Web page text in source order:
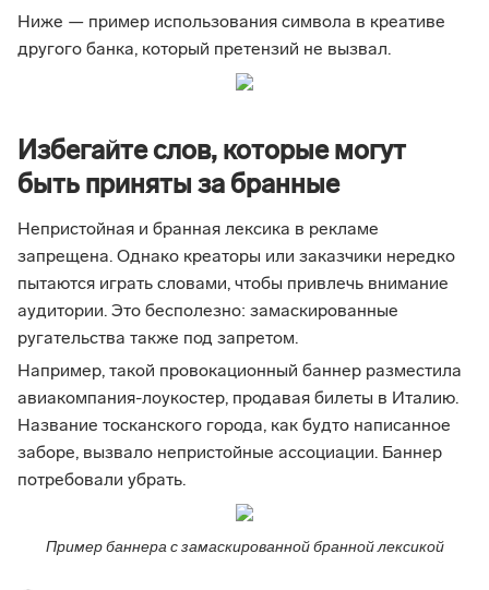
Ниже — пример использования символа в креативе
другого банка, который претензий не вызвал.
Избегайте слов, которые могут
быть приняты за бранные
Непристойная и бранная лексика в рекламе
запрещена. Однако креаторы или заказчики нередко
пытаются играть словами, чтобы привлечь внимание
аудитории. Это бесполезно: замаскированные
ругательства также под запретом.
Например, такой провокационный баннер разместила
авиакомпания-лоукостер, продавая билеты в Италию.
Название тосканского города, как будто написанное
заборе, вызвало непристойные ассоциации. Баннер
потребовали убрать.
Пример баннера с замаскированной бранной лексикой